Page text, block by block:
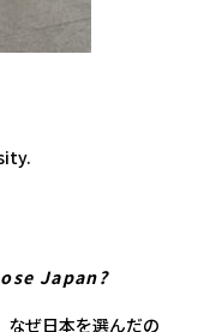
Japan?
ぜ日本を選んだの